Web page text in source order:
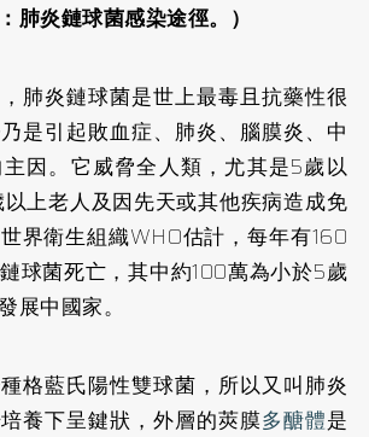
：肺炎鏈球菌感染途徑。）
肺炎鏈球菌是世上最毒且抗藥性很
是引起敗血症、肺炎、腦膜炎、中
因。它威脅全人類，尤其是5歲以
上老人及因先天或其他疾病造成免
界衛生組織WHO估計，每年有160
球菌死亡，其中約100萬為小於5歲
展中國家。
格藍氏陽性雙球菌，所以又叫肺炎
養下呈鍵狀，外層的莢膜多醣體是